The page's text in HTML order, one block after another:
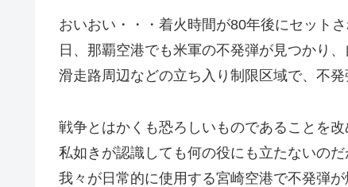
おいおい・・・着火時間が80年後にセット
日、那覇空港でも米軍の不発弾が見つかり
滑走路周辺などの立ち入り制限区域で、不発
戦争とはかくも恐ろしいものであることを改
私如きが認識しても何の役にも立たないのだ
我々が日常的に使用する宮崎空港で不発弾